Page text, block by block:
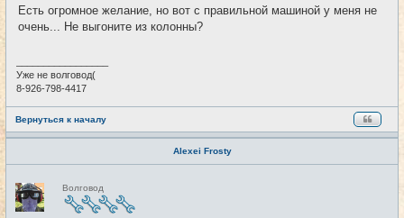
б
Есть огромное желание, но вот с правильной машиной у меня не
очень... Не выгоните из колонны?
Уже не волговод(
8-926-798-4417
Вернуться к началу
Alexei Frosty
Н
е
в
с
Волговод